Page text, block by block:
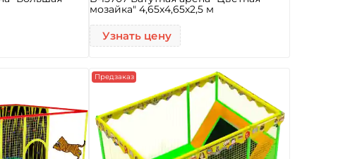
мозайка" 4,65x4,65x2,5 м
Узнать цену
Предзаказ